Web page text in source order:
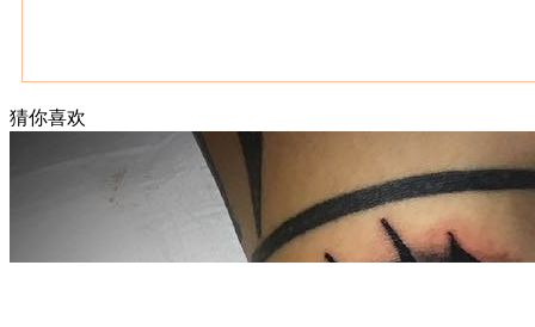
猜你喜欢